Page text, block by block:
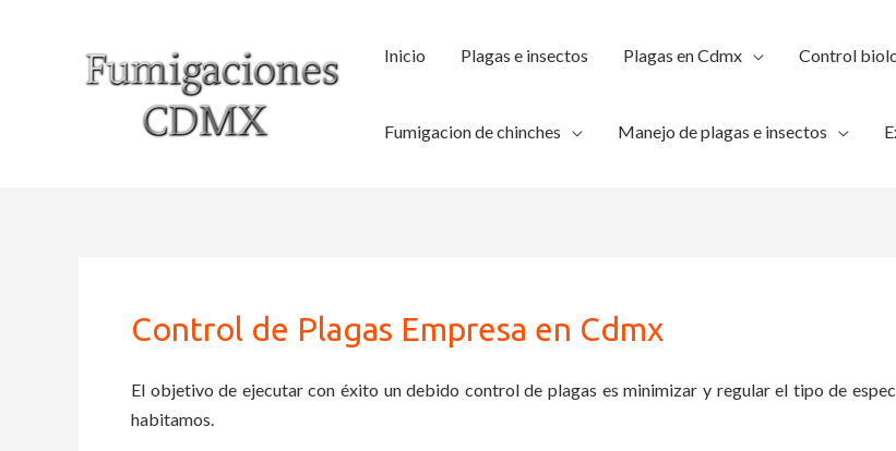
Inicio Plagas e insectos Plagas en Cdmx Control
Fumigacion de chinches Manejo de plagas e insectos
Control de Plagas Empresa en Cdmx
El objetivo de ejecutar con éxito un debido control de plagas es minimizar y regular el tipo de
habitamos.